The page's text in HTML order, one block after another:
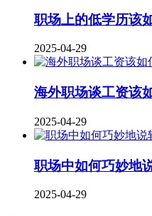
职场上的低学历该
2025-04-29
海外职场谈工资该
2025-04-29
职场中如何巧妙地
2025-04-29